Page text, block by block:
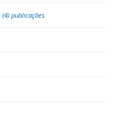
(4) publicações